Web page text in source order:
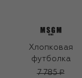
Хлопковая
футболка
7 785 ₽